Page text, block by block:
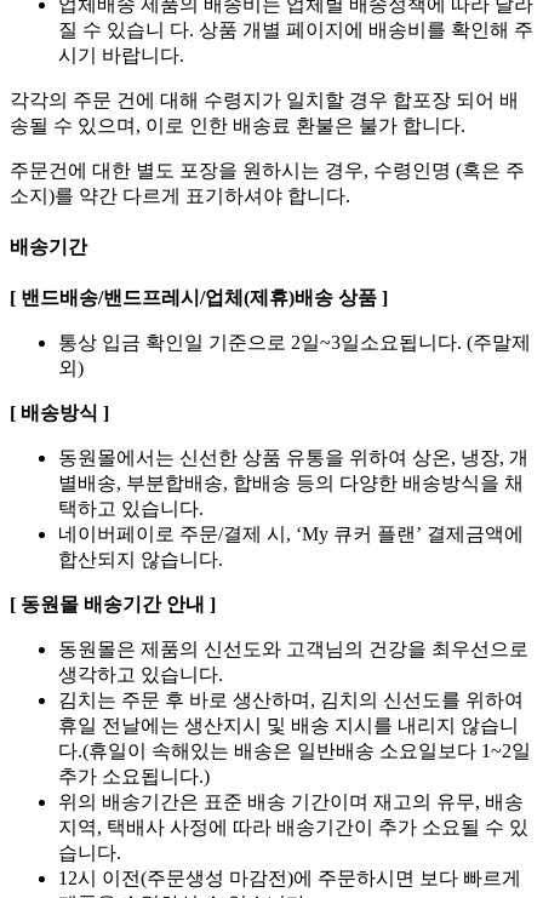
업체배송 제품의 배송비는 업체별 배송정책에 따라 달라
질 수 있습니 다. 상품 개별 페이지에 배송비를 확인해 주
시기 바랍니다.
각각의 주문 건에 대해 수령지가 일치할 경우 합포장 되어 배
송될 수 있으며, 이로 인한 배송료 환불은 불가 합니다.
주문건에 대한 별도 포장을 원하시는 경우, 수령인명 (혹은 주
소지)를 약간 다르게 표기하셔야 합니다.
배송기간
[ 밴드배송/밴드프레시/업체(제휴)배송 상품 ]
통상 입금 확인일 기준으로 2일~3일소요됩니다. (주말제
외)
[ 배송방식 ]
동원몰에서는 신선한 상품 유통을 위하여 상온, 냉장, 개
별배송, 부분합배송, 합배송 등의 다양한 배송방식을 채
택하고 있습니다.
네이버페이로 주문/결제 시, ‘My 큐커 플랜’ 결제금액에
합산되지 않습니다.
[ 동원몰 배송기간 안내 ]
동원몰은 제품의 신선도와 고객님의 건강을 최우선으로
생각하고 있습니다.
김치는 주문 후 바로 생산하며, 김치의 신선도를 위하여
휴일 전날에는 생산지시 및 배송 지시를 내리지 않습니
다.(휴일이 속해있는 배송은 일반배송 소요일보다 1~2일
추가 소요됩니다.)
위의 배송기간은 표준 배송 기간이며 재고의 유무, 배송
지역, 택배사 사정에 따라 배송기간이 추가 소요될 수 있
습니다.
12시 이전(주문생성 마감전)에 주문하시면 보다 빠르게